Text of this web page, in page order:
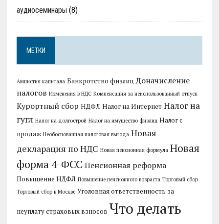
аудиосеминары (8)
МЕТКИ
Амнистия капитала Банкротство физлиц Доначисление
налогов Изменения в НДС Компенсация за неиспользованный отпуск
Курортный сбор НДФЛ Налог на Интернет Налог на
гугл Налог на долгострой Налог на имущество физлиц Налог с
продаж Необоснованная налоговая выгода Новая
декларация по НДС Новая пенсионная формула Новая
форма 4-ФСС Пенсионная реформа
Повышение НДФЛ Повышение пенсионного возраста Торговый сбор
Торговый сбор в Москве Уголовная ответственность за
неуплату страховых взносов Что делать